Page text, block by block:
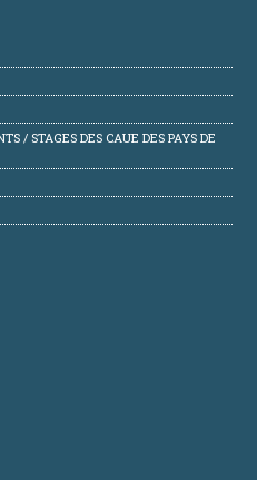
/ STAGES DES CAUE DES PAYS DE